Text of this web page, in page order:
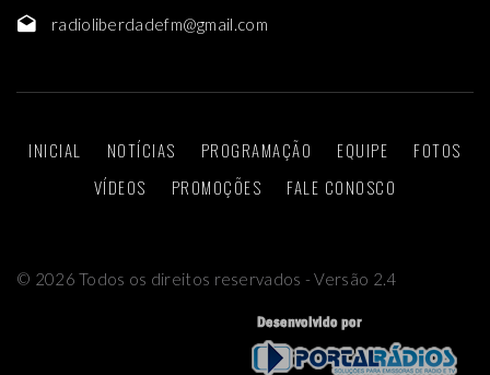
radioliberdadefm@gmail.com
INICIAL NOTÍCIAS PROGRAMAÇÃO EQUIPE
FOTOS
VÍDEOS
PROMOÇÕES FALE CONOSCO
© 2026 Todos os direitos reservados - Versão 2.4